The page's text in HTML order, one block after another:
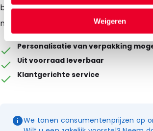
Weigeren
bescherming. Eindeloos hersluitbaar
met eigen bedrukking.
Personalisatie van verpakking
Uit voorraad leverbaar
Klantgerichte service
We tonen consumentenprijzen op